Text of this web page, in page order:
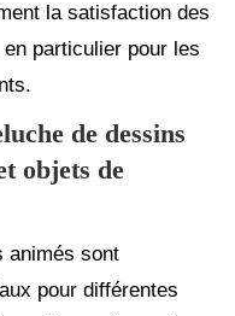
la satisfaction des
particulier pour les
de dessins
objets de
animés sont
pour différentes